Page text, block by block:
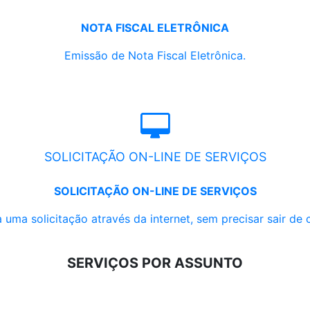
NOTA FISCAL ELETRÔNICA
Emissão de Nota Fiscal Eletrônica.
SOLICITAÇÃO ON-LINE DE SERVIÇOS
SOLICITAÇÃO ON-LINE DE SERVIÇOS
uma solicitação através da internet, sem precisar sair de
SERVIÇOS POR ASSUNTO